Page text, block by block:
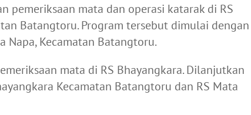
pemeriksaan mata dan operasi katarak di RS
Batangtoru. Program tersebut dimulai dengan
Napa, Kecamatan Batangtoru.
mata di RS Bhayangkara. Dilanjutkan
Kecamatan Batangtoru dan RS Mata